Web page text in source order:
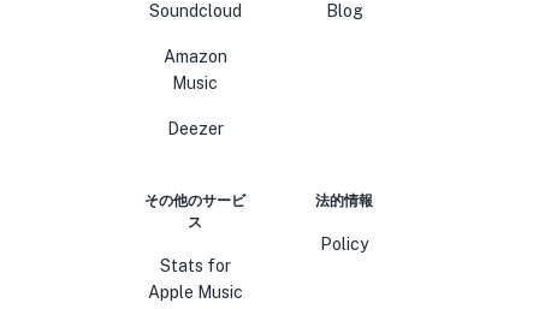
Soundcloud
Amazon
Music
Deezer
Blog
その他のサービ
ス
Stats for
Apple Music
法的情報
Policy